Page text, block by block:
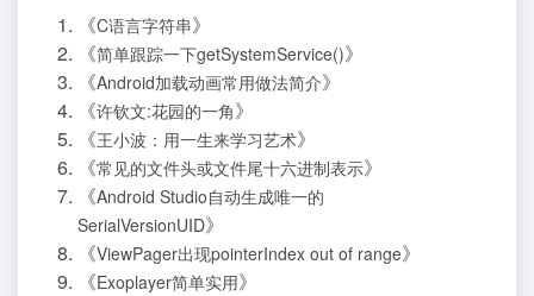
《C语言字符串》
《简单跟踪一下getSystemService()》
《Android加载动画常用做法简介》
《许钦文:花园的一角》
《王小波：用一生来学习艺术》
《常见的文件头或文件尾十六进制表示》
《Android Studio自动生成唯一的
SerialVersionUID》
《ViewPager出现pointerIndex out of range》
《Exoplayer简单实用》